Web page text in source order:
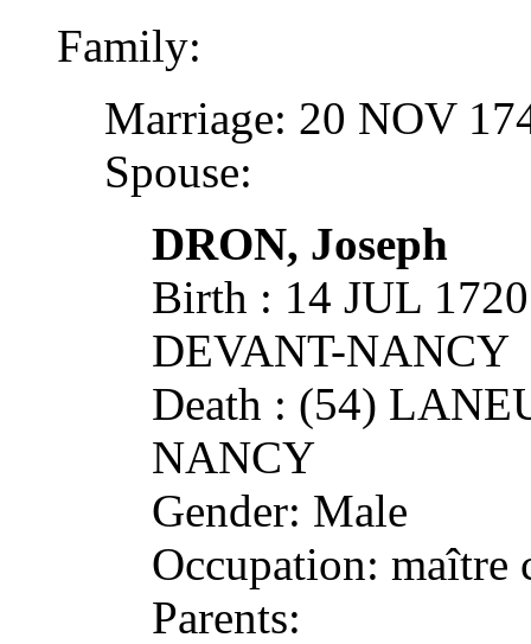
Family:
Marriage: 20 NOV
Spouse:
DRON, Joseph
Birth : 14 JUL
DEVANT-NANCY
Death : (54)
NANCY
Gender: Male
Occupation: maître
Parents: